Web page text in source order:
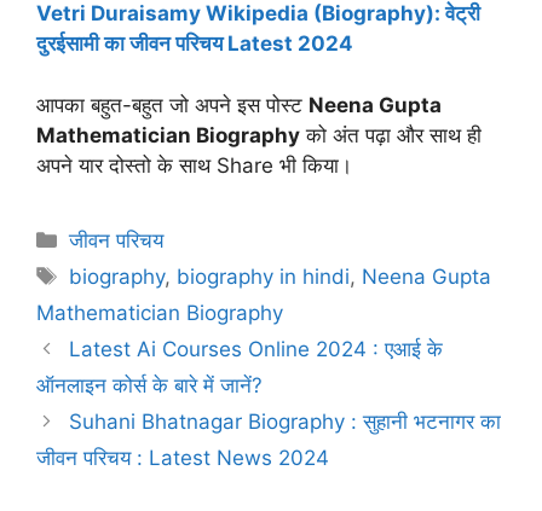
Vetri Duraisamy Wikipedia (Biography): वेट्री
दुरईसामी का जीवन परिचय Latest 2024
आपका बहुत-बहुत जो अपने इस पोस्ट Neena Gupta
Mathematician Biography को अंत पढ़ा और साथ ही
अपने यार दोस्तो के साथ Share भी किया।
Categories
जीवन परिचय
Tags
biography, biography in hindi, Neena Gupta
Mathematician Biography
Latest Ai Courses Online 2024 : एआई के
ऑनलाइन कोर्स के बारे में जानें?
Suhani Bhatnagar Biography : सुहानी भटनागर का
जीवन परिचय : Latest News 2024